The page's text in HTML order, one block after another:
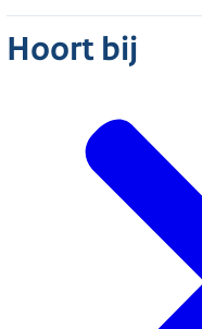
Hoort bij